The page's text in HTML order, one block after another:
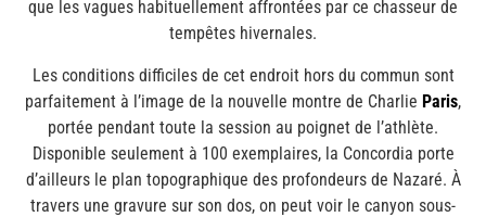
que les vagues habituellement affrontées par ce chasseur de
tempêtes hivernales.
Les conditions difficiles de cet endroit hors du commun sont
parfaitement à l’image de la nouvelle montre de Charlie Paris,
portée pendant toute la session au poignet de l’athlète.
Disponible seulement à 100 exemplaires, la Concordia porte
d’ailleurs le plan topographique des profondeurs de Nazaré. À
travers une gravure sur son dos, on peut voir le canyon sous-